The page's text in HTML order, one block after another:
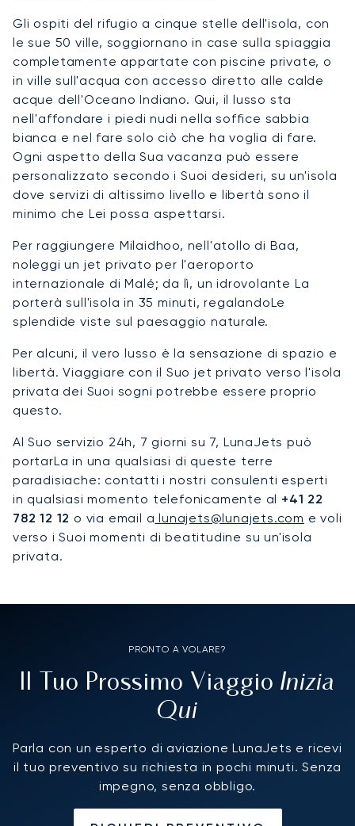
Gli ospiti del rifugio a cinque stelle dell'isola, con
le sue 50 ville, soggiornano in case sulla spiaggia
completamente appartate con piscine private, o
in ville sull'acqua con accesso diretto alle calde
acque dell'Oceano Indiano. Qui, il lusso sta
nell'affondare i piedi nudi nella soffice sabbia
bianca e nel fare solo ciò che ha voglia di fare.
Ogni aspetto della Sua vacanza può essere
personalizzato secondo i Suoi desideri, su un'isola
dove servizi di altissimo livello e libertà sono il
minimo che Lei possa aspettarsi.
Per raggiungere Milaidhoo, nell'atollo di Baa,
noleggi un jet privato per l'aeroporto
internazionale di Malé; da lì, un idrovolante La
porterà sull'isola in 35 minuti, regalandoLe
splendide viste sul paesaggio naturale.
Per alcuni, il vero lusso è la sensazione di spazio e
libertà. Viaggiare con il Suo jet privato verso l'isola
privata dei Suoi sogni potrebbe essere proprio
questo.
Al Suo servizio 24h, 7 giorni su 7, LunaJets può
portarLa in una qualsiasi di queste terre
paradisiache: contatti i nostri consulenti esperti
in qualsiasi momento telefonicamente al +41 22
782 12 12 o via email a lunajets@lunajets.com e voli
verso i Suoi momenti di beatitudine su un'isola
privata.
PRONTO A VOLARE?
Il Tuo Prossimo Viaggio Inizia
Qui
Parla con un esperto di aviazione LunaJets e ricevi
il tuo preventivo su richiesta in pochi minuti. Senza
impegno, senza obbligo.